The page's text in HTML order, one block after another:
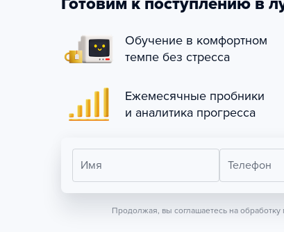
Обучение в комфортном
темпе без стресса
Ежемесячные пробники
и аналитика прогресса
Имя Телефон
Продолжая, вы соглашаетесь на